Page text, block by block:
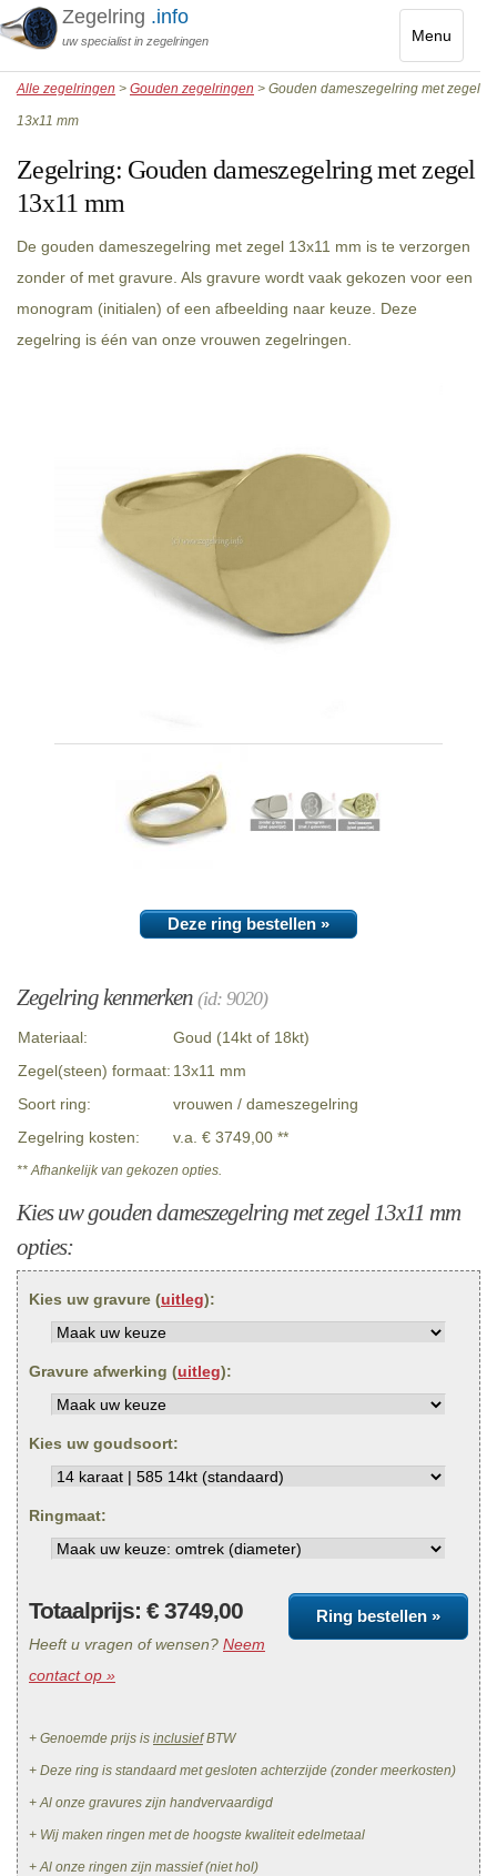
Menu
Toggle
Zegelring .info
uw specialist in zegelringen
Alle zegelringen > Gouden zegelringen > Gouden dameszegelring met zegel
13x11 mm
Zegelring: Gouden dameszegelring met zegel
13x11 mm
De gouden dameszegelring met zegel 13x11 mm is te verzorgen
zonder of met gravure. Als gravure wordt vaak gekozen voor een
monogram (initialen) of een afbeelding naar keuze. Deze
zegelring is één van onze vrouwen zegelringen.
Deze ring bestellen »
Zegelring kenmerken (id: 9020)
Materiaal:
Goud (14kt of 18kt)
Zegel(steen) formaat: 13x11 mm
Soort ring:
vrouwen / dameszegelring
Zegelring kosten:
v.a. € 3749,00 **
** Afhankelijk van gekozen opties.
Kies uw gouden dameszegelring met zegel 13x11 mm
opties:
Kies uw gravure (uitleg):
Gravure afwerking (uitleg):
Kies uw goudsoort:
Ringmaat:
Ring bestellen »
Totaalprijs: €3749,00
Heeft u vragen of wensen? Neem
contact op »
+ Genoemde prijs is inclusiefBTW
+ Deze ring is standaard met gesloten achterzijde (zonder meerkosten)
+ Al onze gravures zijn handvervaardigd
+ Wij maken ringen met de hoogste kwaliteit edelmetaal
+ Al onze ringen zijn massief (niet hol)